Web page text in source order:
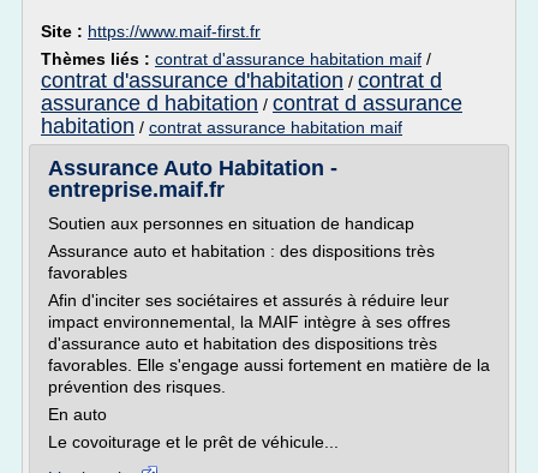
Site : https://www.maif-first.fr
Thèmes liés : contrat d'assurance habitation maif /
contrat d'assurance d'habitation / contrat d
assurance d habitation / contrat d assurance
habitation / contrat assurance habitation maif
Assurance Auto Habitation -
entreprise.maif.fr
Soutien aux personnes en situation de handicap
Assurance auto et habitation : des dispositions très
favorables
Afin d'inciter ses sociétaires et assurés à réduire leur
impact environnemental, la MAIF intègre à ses offres
d'assurance auto et habitation des dispositions très
favorables. Elle s'engage aussi fortement en matière de la
prévention des risques.
En auto
Le covoiturage et le prêt de véhicule...